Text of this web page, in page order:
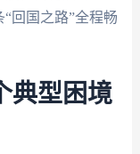
回国之路”全程畅
典型困境